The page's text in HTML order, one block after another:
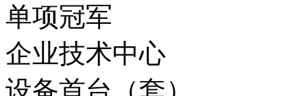
单项冠军
企业技术中心
设备首台（套）